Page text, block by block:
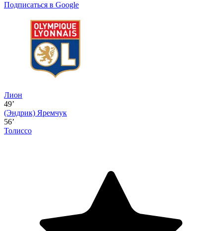
Подписаться в Google
Лион
49’
(Эндрик) Яремчук
56’
Толиссо